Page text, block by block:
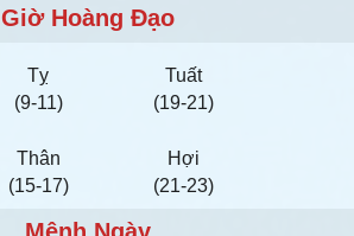
Giờ Hoàng Đạo
Tỵ
(9-11)
Tuất
(19-21)
Thân
(15-17)
Hợi
(21-23)